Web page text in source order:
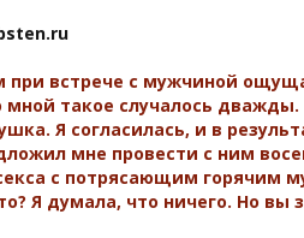
при встрече с мужчиной
мной такое случалось
Я согласилась, и в
мне провести с ним
с потрясающим горячим
Я думала, что ничего. Но